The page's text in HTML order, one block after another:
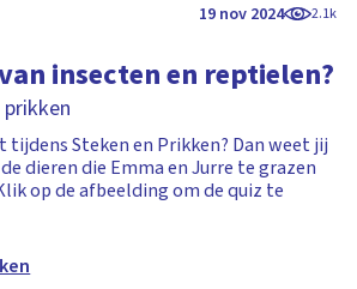
19 nov 2024 2.1k
insecten en reptielen?
tijdens Steken en Prikken? Dan weet jij
dieren die Emma en Jurre te grazen
op de afbeelding om de quiz te